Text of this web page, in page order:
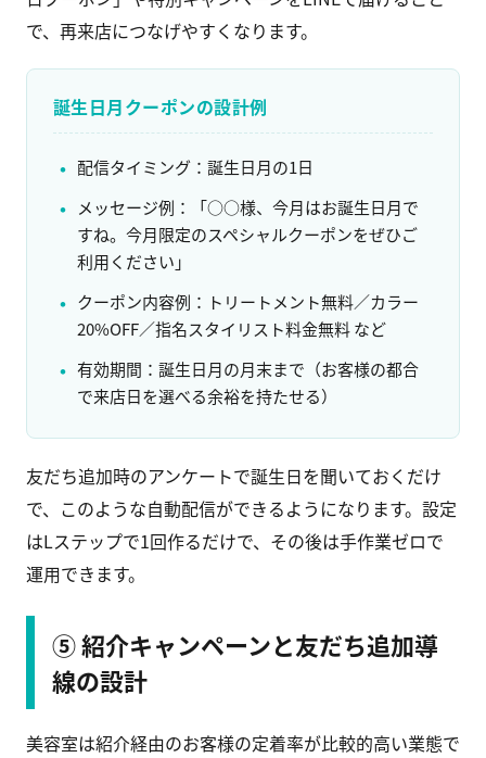
で、再来店につなげやすくなります。
誕生日月クーポンの設計例
配信タイミング：誕生日月の1日
メッセージ例：「○○様、今月はお誕生日月で
すね。今月限定のスペシャルクーポンをぜひご
利用ください」
クーポン内容例：トリートメント無料／カラー
20%OFF／指名スタイリスト料金無料 など
有効期間：誕生日月の月末まで（お客様の都合
で来店日を選べる余裕を持たせる）
友だち追加時のアンケートで誕生日を聞いておくだけ
で、このような自動配信ができるようになります。設定
はLステップで1回作るだけで、その後は手作業ゼロで
運用できます。
⑤ 紹介キャンペーンと友だち追加導
線の設計
美容室は紹介経由のお客様の定着率が比較的高い業態で